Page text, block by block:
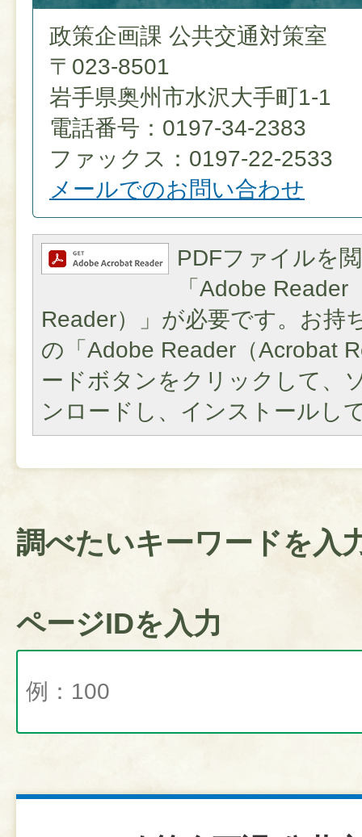
政策企画課 公共交通対策室
〒023-8501
岩手県奥州市水沢大手町1-1
電話番号：0197-34-2383
ファックス：0197-22-2533
メールでのお問い合わせ
PDFファイルを
「Adobe Reader
Reader）」が必要です。お持
の「Adobe Reader（Acrobat
ードボタンをクリックして、
ンロードし、インストールし
調べたいキーワードを入
ページIDを入力